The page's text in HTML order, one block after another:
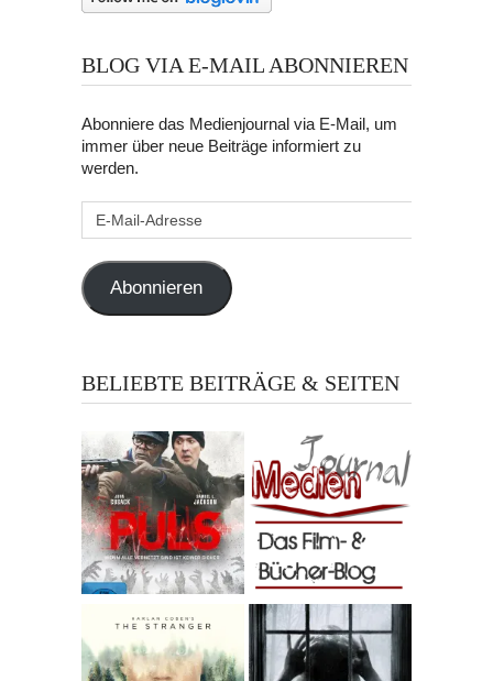
BLOG VIA E-MAIL ABONNIEREN
Abonniere das Medienjournal via E-Mail, um
immer über neue Beiträge informiert zu
werden.
Abonnieren
BELIEBTE BEITRÄGE & SEITEN